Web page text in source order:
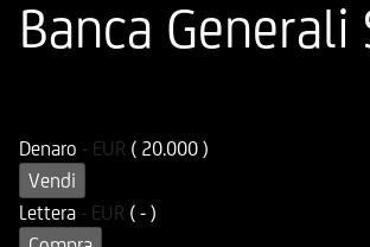
Banca Generali
Denaro - EUR ( 20.000 )
Vendi
Lettera - EUR ( - )